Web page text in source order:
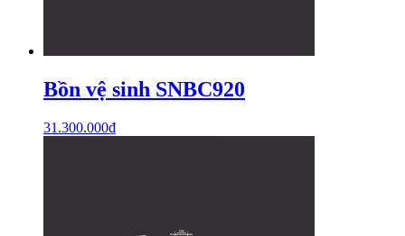
Bồn vệ sinh SNBC920
31.300.000₫